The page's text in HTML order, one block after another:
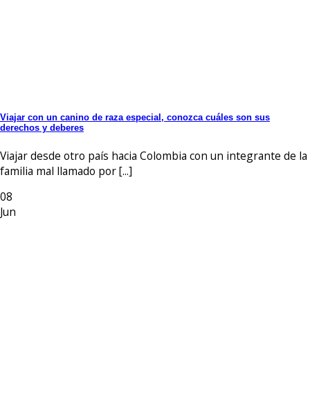
Viajar con un canino de raza especial, conozca cuáles son sus
derechos y deberes
Viajar desde otro país hacia Colombia con un integrante de la
familia mal llamado por [...]
08
Jun